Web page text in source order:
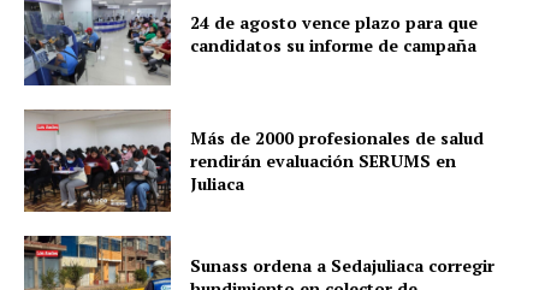
24 de agosto vence plazo para que
candidatos su informe de campaña
Más de 2000 profesionales de salud
rendirán evaluación SERUMS en
Juliaca
Sunass ordena a Sedajuliaca corregir